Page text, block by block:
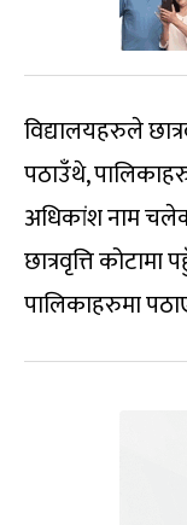
विद्यालयहरुले
पठाउँथे,
अधिकांश नाम
छात्रवृत्ति
पालिकाहरुमा